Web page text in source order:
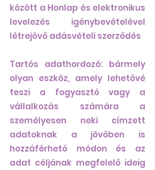
között a Honlap és elektronikus
levelezés igénybevételével
létrejövő adásvételi szerződés
Tartós adathordozó: bármely
olyan eszköz, amely lehetővé
teszi a fogyasztó vagy a
vállalkozás számára a
személyesen neki címzett
adatoknak a jövőben is
hozzáférhető módon és az
adat céljának megfelelő ideig